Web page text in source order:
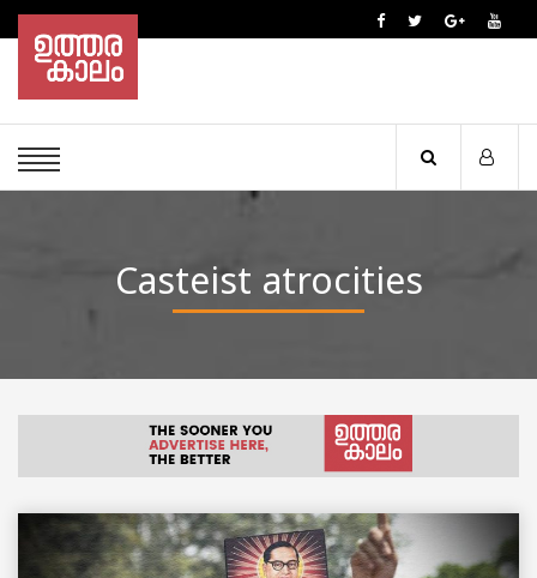
Casteist atrocities